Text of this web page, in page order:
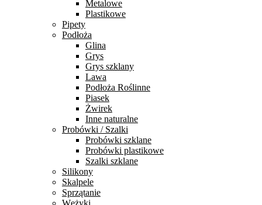
Metalowe
Plastikowe
Pipety
Podłoża
Glina
Grys
Grys szklany
Lawa
Podłoża Roślinne
Piasek
Żwirek
Inne naturalne
Probówki / Szalki
Probówki szklane
Probówki plastikowe
Szalki szklane
Silikony
Skalpele
Sprzątanie